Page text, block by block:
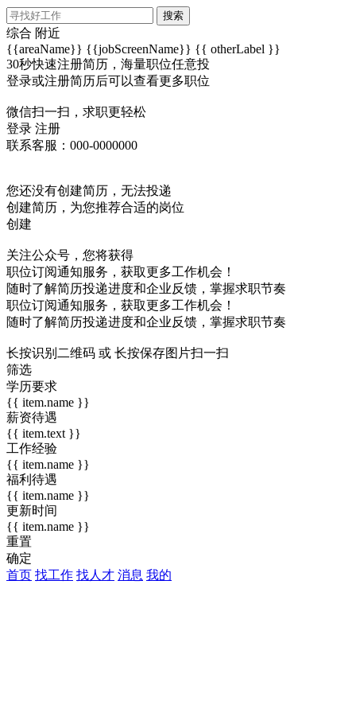
搜索
综合 附近
{{areaName}} {{jobScreenName}} {{ otherLabel }}
30秒快速注册简历，海量职位任意投
登录或注册简历后可以查看更多职位
微信扫一扫，求职更轻松
登录 注册
联系客服：000-0000000
您还没有创建简历，无法投递
创建简历，为您推荐合适的岗位
创建
关注公众号，您将获得
职位订阅通知服务，获取更多工作机会！
随时了解简历投递进度和企业反馈，掌握求职节奏
职位订阅通知服务，获取更多工作机会！
随时了解简历投递进度和企业反馈，掌握求职节奏
长按识别二维码 或 长按保存图片扫一扫
筛选
学历要求
{{ item.name }}
薪资待遇
{{ item.text }}
工作经验
{{ item.name }}
福利待遇
{{ item.name }}
更新时间
{{ item.name }}
重置
确定
首页 找工作 找人才 消息 我的